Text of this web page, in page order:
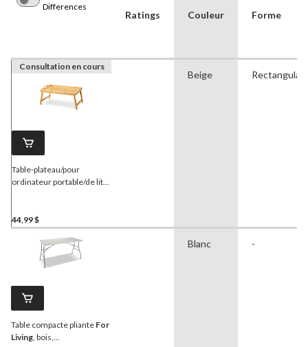
Differences
Ratings Couleur Forme
Consultation en cours
Table-plateau/pour
ordinateur portable/de lit
44,99 $
Beige
Table compacte pliante For
Living , bois,
Blanc -